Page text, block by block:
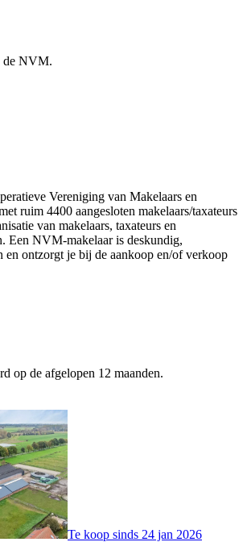
voor de aankoop, verkoop en
en akkerbouwbedrijven,
bij vragen over onteigeningszaken, pacht
gemeenten (Wvg) helpen wij je graag.
Zowel een eenvoudig landhuis als een
woonboerderij in het buitengebied vallen
AERTS heeft ruime
maatwerk. Je ontmoet ons in Brabant, maar
AERTS: je mag er op vertrouwen dat
condities verkocht wordt. Niet alleen de
zijn van belang. Voor alle soorten
aankloppen.
met vaste partners, zodat er waar nodig snel
worden.
gedurende het gehele verkooptraject.
lijnen en complete dossierkennis.
is jouw makelaar bereikbaar.
AERTS heeft veel ervaring in Landelijk en
en gaat voor perfectie, wij hanteren een
en lopen net een stapje harder voor het
de NVM.
Vereniging van Makelaars en
ruim 4400 aangesloten makelaars/taxateurs
van makelaars, taxateurs en
Een NVM-makelaar is deskundig,
en ontzorgt je bij de aankoop en/of verkoop
op de afgelopen 12 maanden.
Te koop sinds 24 jan 2026